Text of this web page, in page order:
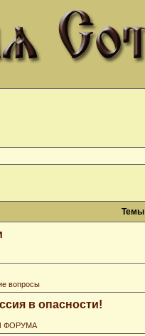
Темы
вопросы
в опасности!
ФОРУМА